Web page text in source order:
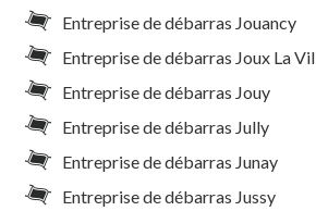
Entreprise de débarras Jouancy
Entreprise de débarras Joux La
Entreprise de débarras Jouy
Entreprise de débarras Jully
Entreprise de débarras Junay
Entreprise de débarras Jussy